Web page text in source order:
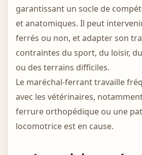
garantissant un socle de
et anatomiques. Il peut
ferrés ou non, et adapter son
contraintes du sport, du loisir,
ou des terrains difficiles.
Le maréchal-ferrant travaille
avec les vétérinaires,
ferrure orthopédique ou une
locomotrice est en cause.